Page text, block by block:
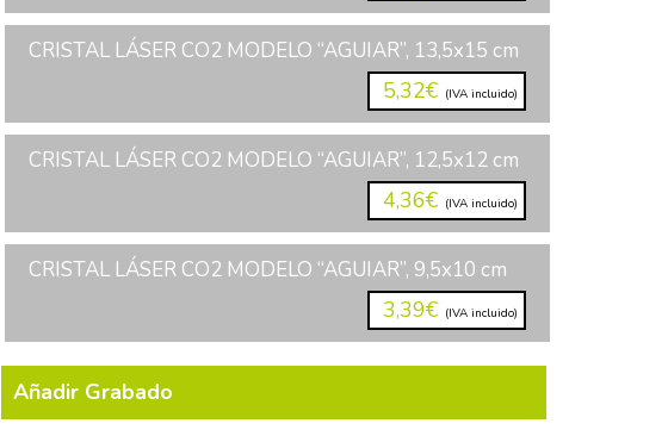
CRISTAL LÁSER CO2 MODELO “AGUIAR”, 13,5x15 cm
5,32€ (IVA incluido)
CRISTAL LÁSER CO2 MODELO “AGUIAR”, 12,5x12 cm
4,36€ (IVA incluido)
CRISTAL LÁSER CO2 MODELO “AGUIAR”, 9,5x10 cm
3,39€ (IVA incluido)
Añadir Grabado